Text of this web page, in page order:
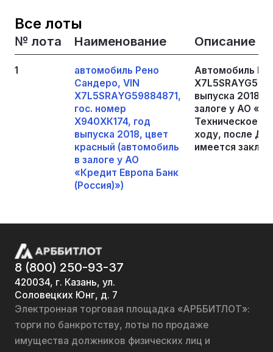
Все лоты
№ лота Наименование Описание
1
автомобиль Рено
Сандеро, VIN
X7L5SRAYG59884871,
гос. номер
Х940ХК174, год
выпуска 2018, цвет
красный (автомобиль
в залоге у АО
«Кредит Европа Банк
(Россия)»)
Автомобиль
выпуска 2018,
залоге у АО
Техническое
ходу, после
имеется
8 (800) 250-93-37
420034, г. Казань, ул.
Соловецких Юнг, д. 7
Электронная торговая площадка «АРББИТЛОТ»:
торги по банкротству, лоты по продаже
имущества должников физических лиц и